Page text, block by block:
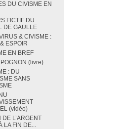
DU CIVISME EN
FICTIF DU
DE GAULLE
& CIVISME :
ESPOIR
EN BREF
(livre)
: DU
SANS
(vidéo)
DE L’ARGENT
LA FIN DE...